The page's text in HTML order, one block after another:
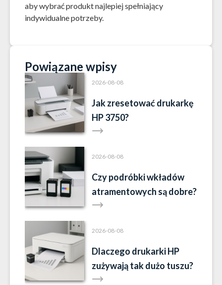
aby wybrać produkt najlepiej spełniający
indywidualne potrzeby.
Powiązane wpisy
2026-08-08
Jak zresetować drukarkę
HP 3750?
2026-08-08
Czy podróbki wkładów
atramentowych są dobre?
2026-08-08
Dlaczego drukarki HP
zużywają tak dużo tuszu?